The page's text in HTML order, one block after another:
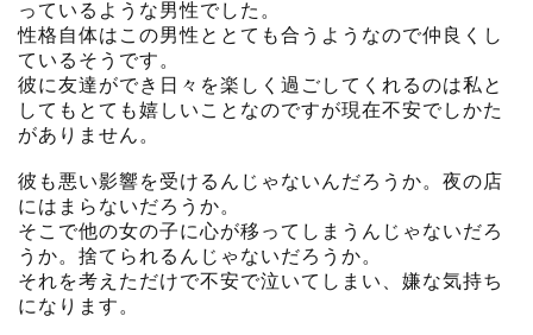
っているような男性でした。
性格自体はこの男性ととても合うようなので仲良くし
ているそうです。
彼に友達ができ日々を楽しく過ごしてくれるのは私と
してもとても嬉しいことなのですが現在不安でしかた
がありません。
彼も悪い影響を受けるんじゃないんだろうか。夜の店
にはまらないだろうか。
そこで他の女の子に心が移ってしまうんじゃないだろ
うか。捨てられるんじゃないだろうか。
それを考えただけで不安で泣いてしまい、嫌な気持ち
になります。